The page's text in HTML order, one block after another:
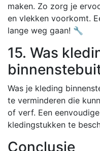
maken. Zo zorg je
en vlekken voorkomt.
lange weg gaan! 🔧
15. Was
Was je kleding
te verminderen die
of verf. Een
kledingstukken te
Conclusie